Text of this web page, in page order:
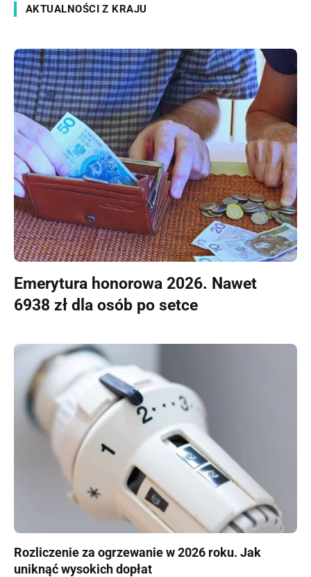
AKTUALNOŚCI Z KRAJU
Emerytura honorowa 2026. Nawet
6938 zł dla osób po setce
Rozliczenie za ogrzewanie w 2026 roku. Jak
uniknąć wysokich dopłat